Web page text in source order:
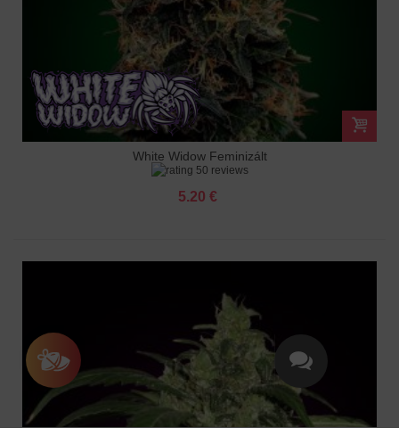
White Widow Feminizált
50 reviews
5.20 €